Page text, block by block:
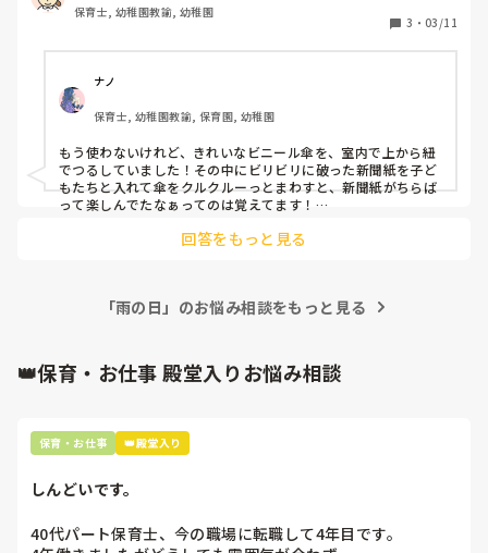
保育士, 幼稚園教諭, 幼稚園
3 ・ 03/11
ナノ
保育士, 幼稚園教諭, 保育園, 幼稚園
もう使わないけれど、きれいなビニール傘を、室内で上から紐
でつるしていました！その中にビリビリに破った新聞紙を子ど
もたちと入れて傘をクルクルーっとまわすと、新聞紙がちらば
って楽しんでたなぁってのは覚えてます！
回答をもっと見る
「雨の日」のお悩み相談をもっと見る
👑保育・お仕事 殿堂入りお悩み相談
保育・お仕事 👑殿堂入り
しんどいです。
40代パート保育士、今の職場に転職して4年目です。